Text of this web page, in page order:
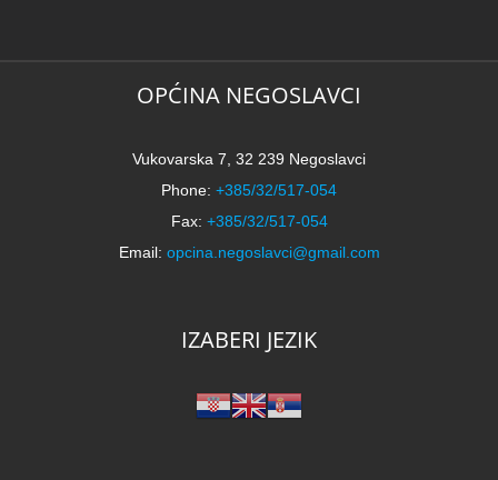
OPĆINA NEGOSLAVCI
Vukovarska 7, 32 239 Negoslavci
Phone: +385/32/517-054
Fax: +385/32/517-054
Email: opcina.negoslavci@gmail.com
IZABERI JEZIK